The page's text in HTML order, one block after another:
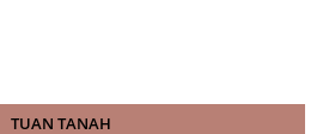
TUAN TANAH